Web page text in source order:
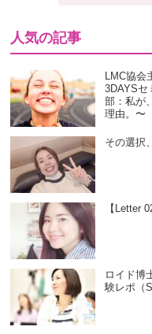
人気の記事
LMC協会
3DAYSセ
部：私が
理由。〜
その選択
【Letter
ロイド博
験レポ（